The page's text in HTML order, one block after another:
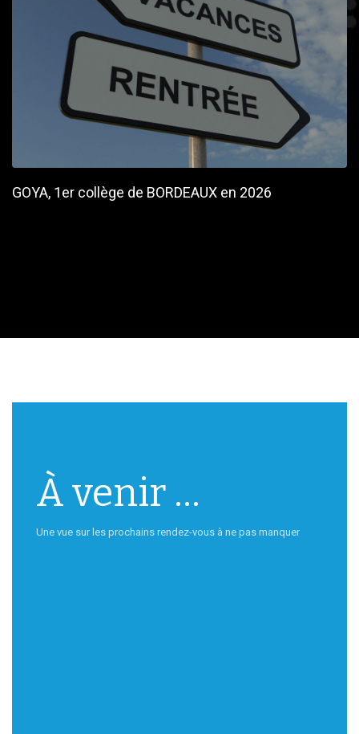
GOYA, 1er collège de BORDEAUX en 2026
À venir ...
Une vue sur les prochains rendez-vous à ne pas manquer